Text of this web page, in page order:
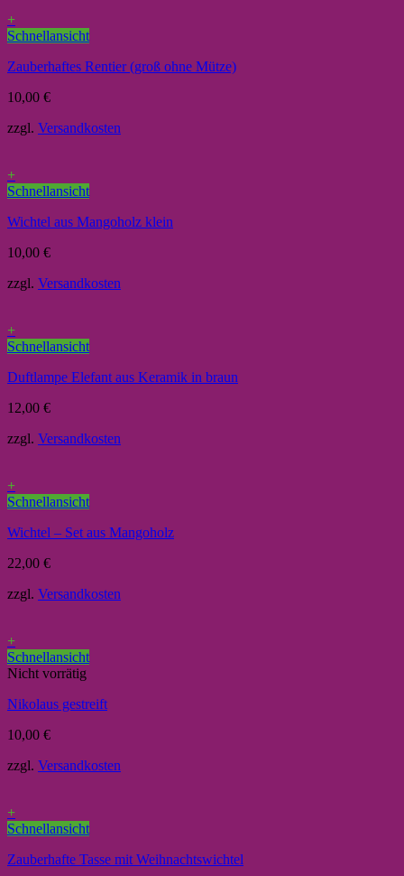
+
Schnellansicht
Zauberhaftes Rentier (groß ohne Mütze)
10,00 €
zzgl. Versandkosten
+
Schnellansicht
Wichtel aus Mangoholz klein
10,00 €
zzgl. Versandkosten
+
Schnellansicht
Duftlampe Elefant aus Keramik in braun
12,00 €
zzgl. Versandkosten
+
Schnellansicht
Wichtel – Set aus Mangoholz
22,00 €
zzgl. Versandkosten
+
Schnellansicht
Nicht vorrätig
Nikolaus gestreift
10,00 €
zzgl. Versandkosten
+
Schnellansicht
Zauberhafte Tasse mit Weihnachtswichtel